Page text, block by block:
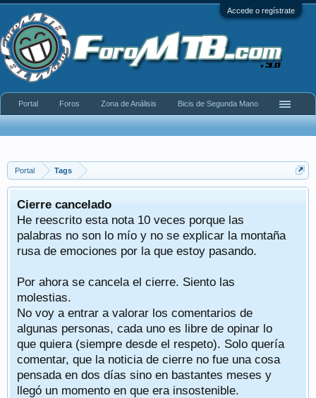
Accede o regístrate
Portal Tags
Cierre cancelado
He reescrito esta nota 10 veces porque las
palabras no son lo mío y no se explicar la montaña
rusa de emociones por la que estoy pasando.
Por ahora se cancela el cierre. Siento las
molestias.
No voy a entrar a valorar los comentarios de
algunas personas, cada uno es libre de opinar lo
que quiera (siempre desde el respeto). Solo quería
comentar, que la noticia de cierre no fue una cosa
pensada en dos días sino en bastantes meses y
llegó un momento en que era insostenible.
Portal Foros Zona de Análisis Bicis de Segunda Mano